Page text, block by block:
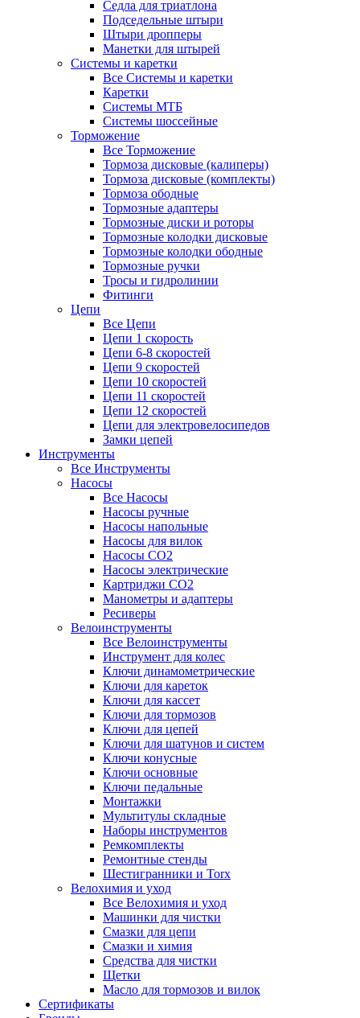
Седла для триатлона
Подседельные штыри
Штыри дропперы
Манетки для штырей
Системы и каретки
Все Системы и каретки
Каретки
Системы МТБ
Системы шоссейные
Торможение
Все Торможение
Тормоза дисковые (калиперы)
Тормоза дисковые (комплекты)
Тормоза ободные
Тормозные адаптеры
Тормозные диски и роторы
Тормозные колодки дисковые
Тормозные колодки ободные
Тормозные ручки
Тросы и гидролинии
Фитинги
Цепи
Все Цепи
Цепи 1 скорость
Цепи 6-8 скоростей
Цепи 9 скоростей
Цепи 10 скоростей
Цепи 11 скоростей
Цепи 12 скоростей
Цепи для электровелосипедов
Замки цепей
Инструменты
Все Инструменты
Насосы
Все Насосы
Насосы ручные
Насосы напольные
Насосы для вилок
Насосы CO2
Насосы электрические
Картриджи CO2
Манометры и адаптеры
Ресиверы
Велоинструменты
Все Велоинструменты
Инструмент для колес
Ключи динамометрические
Ключи для кареток
Ключи для кассет
Ключи для тормозов
Ключи для цепей
Ключи для шатунов и систем
Ключи конусные
Ключи основные
Ключи педальные
Монтажки
Мультитулы складные
Наборы инструментов
Ремкомплекты
Ремонтные стенды
Шестигранники и Torx
Велохимия и уход
Все Велохимия и уход
Машинки для чистки
Смазки для цепи
Смазки и химия
Средства для чистки
Щетки
Масло для тормозов и вилок
Сертификаты